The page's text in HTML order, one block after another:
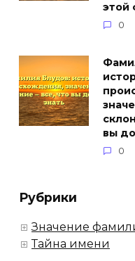
этой
0
вы
0
Рубрики
Значение
Тайна имени